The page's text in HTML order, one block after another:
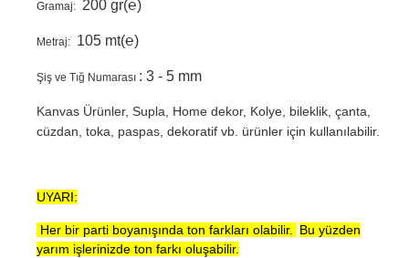
Gramaj: 200 gr(℮)
Metraj: 105 mt(℮)
Şiş ve Tığ Numarası : 3 - 5 mm
Kanvas Ürünler, Supla, Home dekor, Kolye, bileklik, çanta,
cüzdan, toka, paspas, dekoratif vb. ürünler için kullanılabilir.
UYARI:
Her bir parti boyanışında ton farkları olabilir.
Bu yüzden
yarım işlerinizde ton farkı oluşabilir.